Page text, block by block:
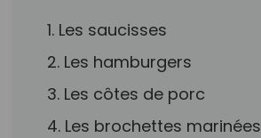
1. Les saucisses
2. Les hamburgers
3. Les côtes de porc
4. Les brochettes marinées